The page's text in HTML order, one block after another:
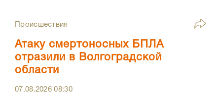
Происшествия
Атаку смертоносных БПЛА
отразили в Волгоградской
области
07.08.202608:30